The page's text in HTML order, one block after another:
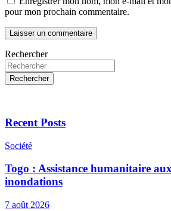
pour mon prochain commentaire.
Rechercher
Rechercher
Recent Posts
Société
Togo : Assistance humanitaire
inondations
7 août 2026